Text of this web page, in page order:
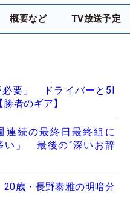
概要など TV放送予定
必要」 ドライバーと5I
者のギア】
連続の最終日最終組に
い」 最後の“深いお辞
20歳・長野泰雅の明暗分